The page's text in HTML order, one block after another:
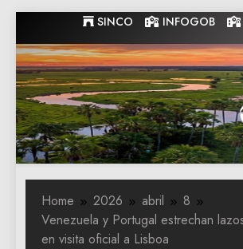
to
content
SINCO INFOGOB
de
Home 2026 abril
8
Venezuela y Portugal estrechan
en visita oficial a Lisboa